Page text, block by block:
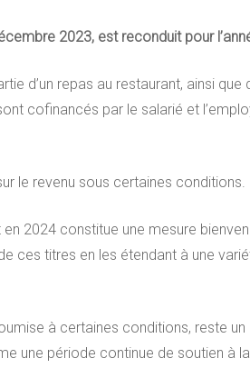
2023, est reconduit pour
d’un repas au restaurant, ainsi que
cofinancés par le salarié et
le revenu sous certaines conditions.
2024 constitue une mesure
ces titres en les étendant à une
à certaines conditions, reste
une période continue de soutien à